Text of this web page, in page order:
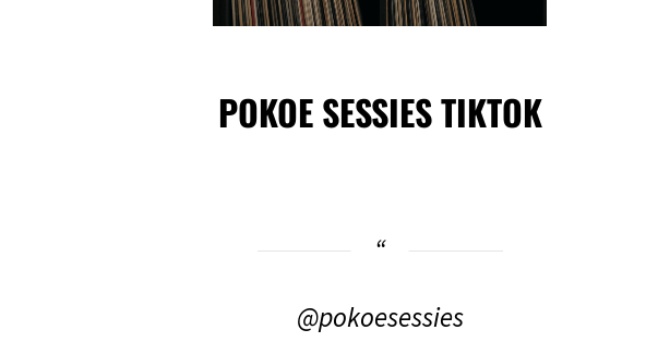
POKOE SESSIES TIKTOK
@pokoesessies